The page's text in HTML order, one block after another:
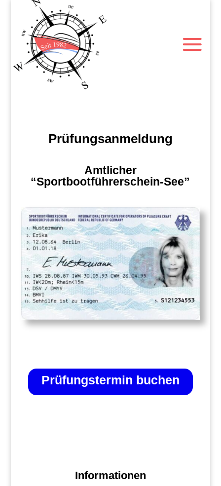
Prüfungsanmeldung
Amtlicher
“Sportbootführerschein-See”
Prüfungstermin buchen
Informationen